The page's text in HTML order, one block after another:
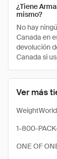
Ver más
1-800-
ONE OF
¿Tiene
mismo?
No hay
Canada en
devolución
Canada si